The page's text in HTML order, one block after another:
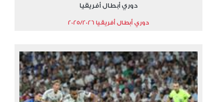
دوري أبطال أفريقيا
دوري أبطال أفريقيا 2025/2026